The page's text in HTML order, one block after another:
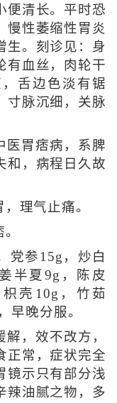
便清长。平时恐
慢性萎缩性胃炎
生。刻诊见：身
有血丝，肉轮干
舌边色淡有锯
寸脉沉细，关脉
医胃痞病，系脾
和，病程日久故
理气止痛。
党参15g，炒白
半夏9g，陈皮
壳10g，竹茹
早晚分服。
，效不改方，
正常，症状完全
镜示只有部分浅
辣油腻之物，多